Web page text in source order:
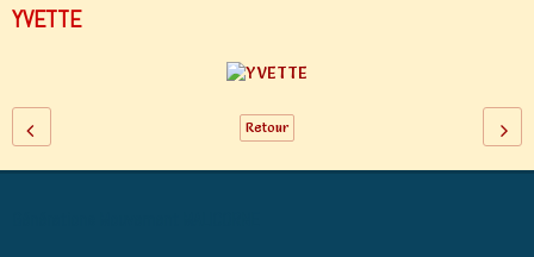
YVETTE
Retour